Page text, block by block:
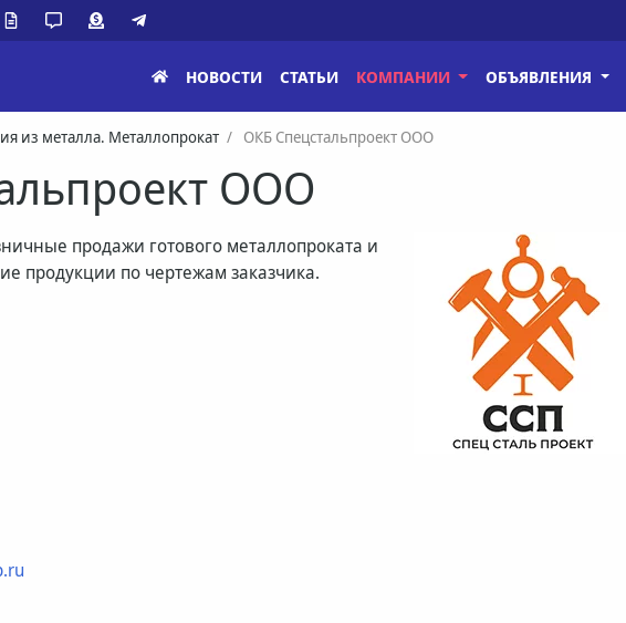
НОВОСТИ СТАТЬИ КОМПАНИИ ОБЪЯВЛЕНИЯ
из металла. Металлопрокат ОКБ Спецстальпроект ООО
ООО
продажи готового металлопроката и
продукции по чертежам заказчика.